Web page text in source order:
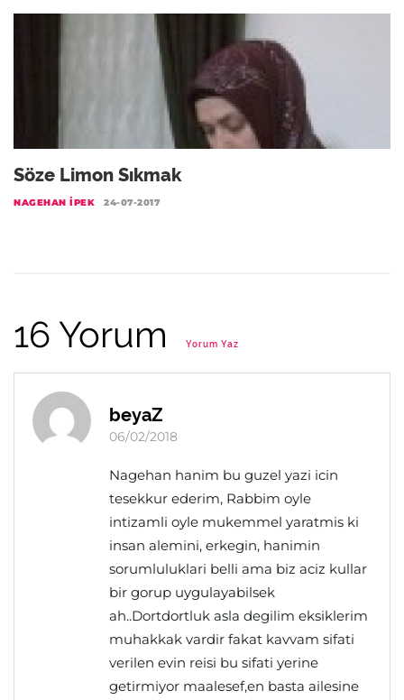
Söze Limon Sıkmak
NAGEHAN İPEK 24-07-2017
16 Yorum Yorum Yaz
beyaZ
06/02/2018
Nagehan hanim bu guzel yazi icin
tesekkur ederim, Rabbim oyle
intizamli oyle mukemmel yaratmis ki
insan alemini, erkegin, hanimin
sorumluluklari belli ama biz aciz kullar
bir gorup uygulayabilsek
ah..Dortdortluk asla degilim eksiklerim
muhakkak vardir fakat kavvam sifati
verilen evin reisi bu sifati yerine
getirmiyor maalesef,en basta ailesine